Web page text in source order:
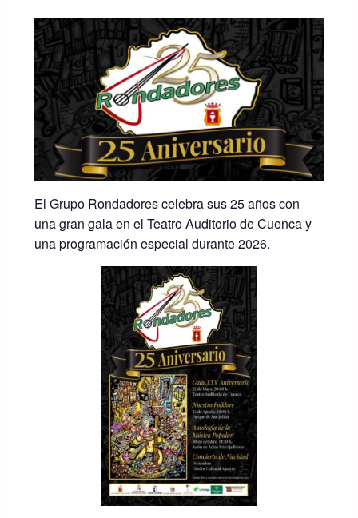
El Grupo Rondadores celebra sus 25 años con
una gran gala en el Teatro Auditorio de Cuenca y
una programación especial durante 2026.